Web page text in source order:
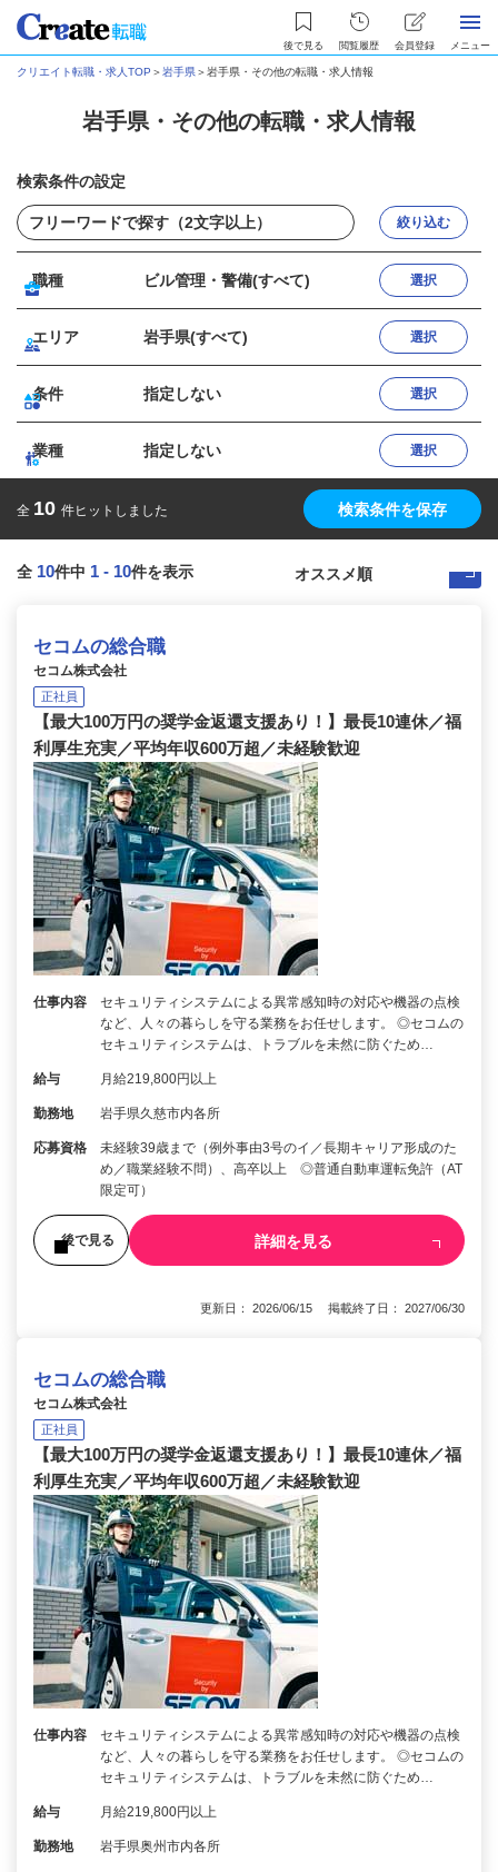
後で見る 閲覧履歴 会員登録 メニュー
クリエイト転職・求人TOP ＞岩手県＞岩手県・その他の転職・求人情報
岩手県・その他の転職・求人情報
検索条件の設定
絞り込む
職種 ビル管理・警備(すべて) 選択
エリア 岩手県(すべて) 選択
条件 指定しない 選択
業種 指定しない 選択
全 10 件ヒットしました 検索条件を保存
全 10件中 1 - 10件を表示
セコムの総合職
セコム株式会社
正社員
【最大100万円の奨学金返還支援あり！】最長10連休／福
利厚生充実／平均年収600万超／未経験歓迎
仕事内容
セキュリティシステムによる異常感知時の対応や機器の点検
など、人々の暮らしを守る業務をお任せします。 ◎セコムの
セキュリティシステムは、トラブルを未然に防ぐため…
給与 月給219,800円以上
勤務地 岩手県久慈市内各所
応募資格
未経験39歳まで（例外事由3号のイ／長期キャリア形成のた
め／職業経験不問）、高卒以上 ◎普通自動車運転免許（AT
限定可）
後で見る 詳細を見る
更新日： 2026/06/15 掲載終了日： 2027/06/30
セコムの総合職
セコム株式会社
正社員
【最大100万円の奨学金返還支援あり！】最長10連休／福
利厚生充実／平均年収600万超／未経験歓迎
仕事内容
セキュリティシステムによる異常感知時の対応や機器の点検
など、人々の暮らしを守る業務をお任せします。 ◎セコムの
セキュリティシステムは、トラブルを未然に防ぐため…
給与 月給219,800円以上
勤務地 岩手県奥州市内各所